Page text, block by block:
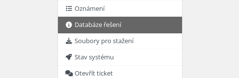
Oznámení
Databáze řešení
Soubory pro stažení
Stav systému
Otevřít ticket